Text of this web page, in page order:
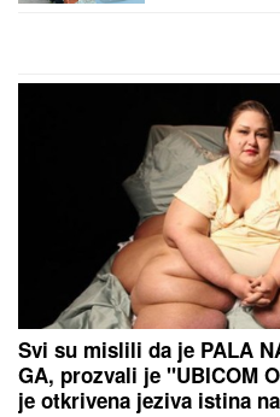
Svi su mislili da je PALA
GA, prozvali je "UBICOM
je otkrivena jeziva istina